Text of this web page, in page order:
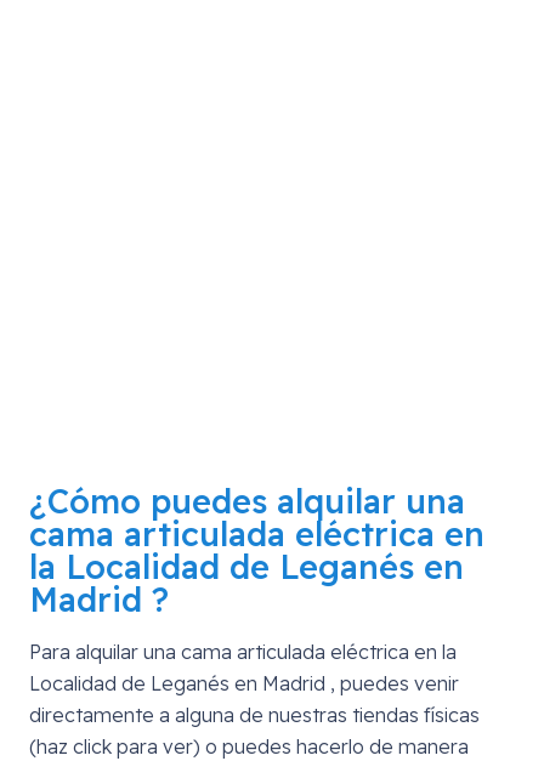
¿Cómo puedes alquilar una
cama articulada eléctrica en
la Localidad de Leganés en
Madrid ?
Para alquilar una cama articulada eléctrica en la
Localidad de Leganés en Madrid , puedes venir
directamente a alguna de nuestras tiendas físicas
(haz click para ver) o puedes hacerlo de manera